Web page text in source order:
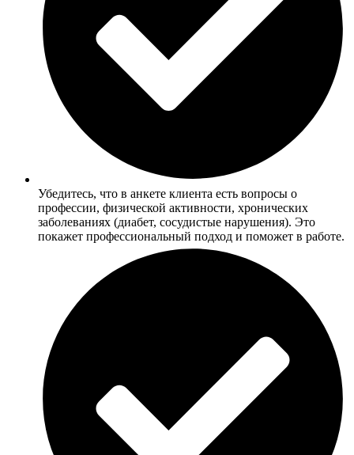
Убедитесь, что в анкете клиента есть вопросы о
профессии, физической активности, хронических
заболеваниях (диабет, сосудистые нарушения). Это
покажет профессиональный подход и поможет в работе.